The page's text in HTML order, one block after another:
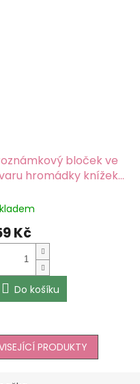
bloček ve
hromádky knížek
tisk, karton 220
Kč
Do košíku
PRODUKTY